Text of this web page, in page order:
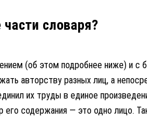
словаря?
(об этом подробнее ниже) и с
авторству разных лиц, а
их труды в единое
его содержания — это одно лицо.